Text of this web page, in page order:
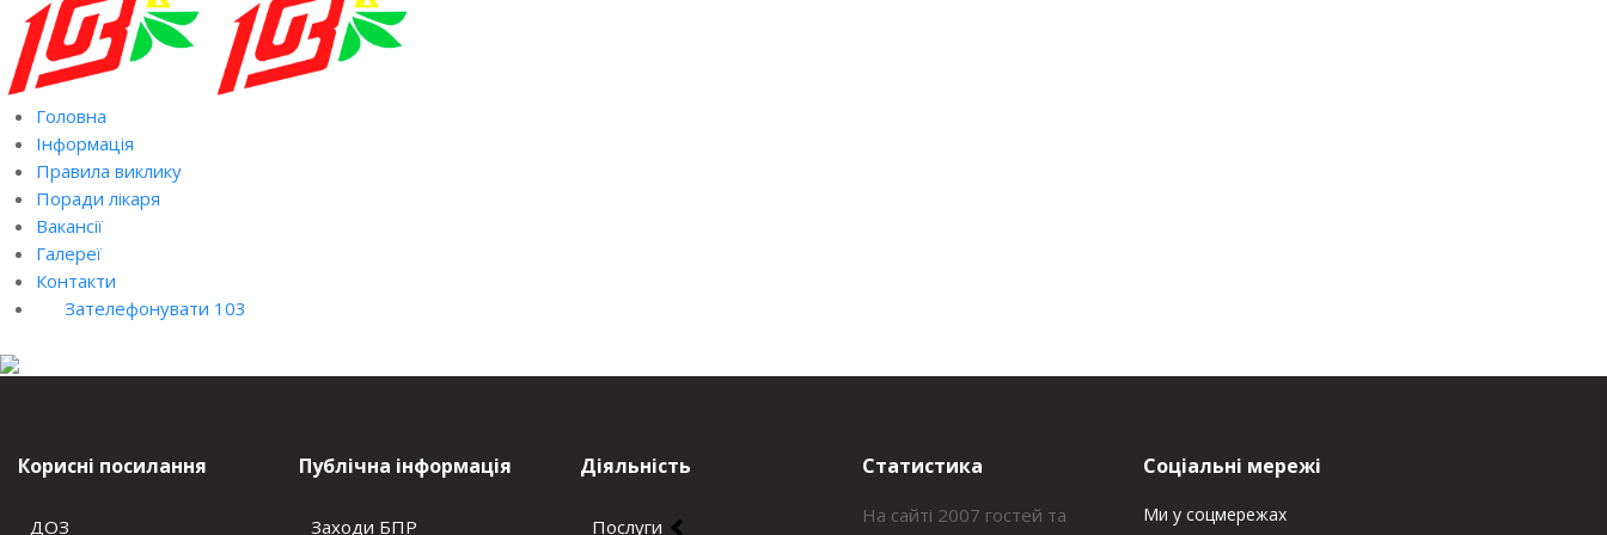
Головна
Інформація
Правила виклику
Поради лікаря
Вакансії
Галереї
Контакти
Зателефонувати 103
Корисні посилання
ДОЗ
Публічна інформація
Заходи БПР
Діяльність
Послуги
Статистика
На сайті 2007 гостей та
Соціальні мережі
Ми у соцмережах